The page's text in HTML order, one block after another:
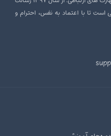
تا با اعتماد به نفس، احترام و